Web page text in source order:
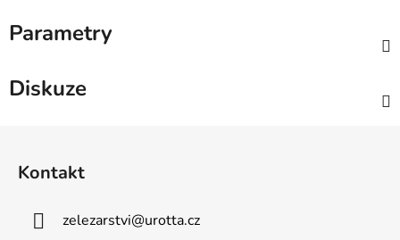
Parametry
Diskuze
Kontakt
zelezarstvi@urotta.cz